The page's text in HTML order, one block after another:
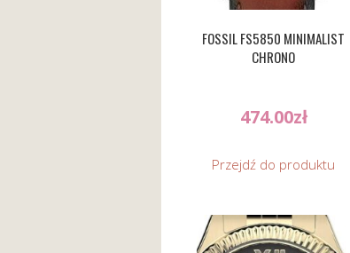
FOSSIL FS5850 MINIMALIST
CHRONO
474.00zł
Przejdź do produktu